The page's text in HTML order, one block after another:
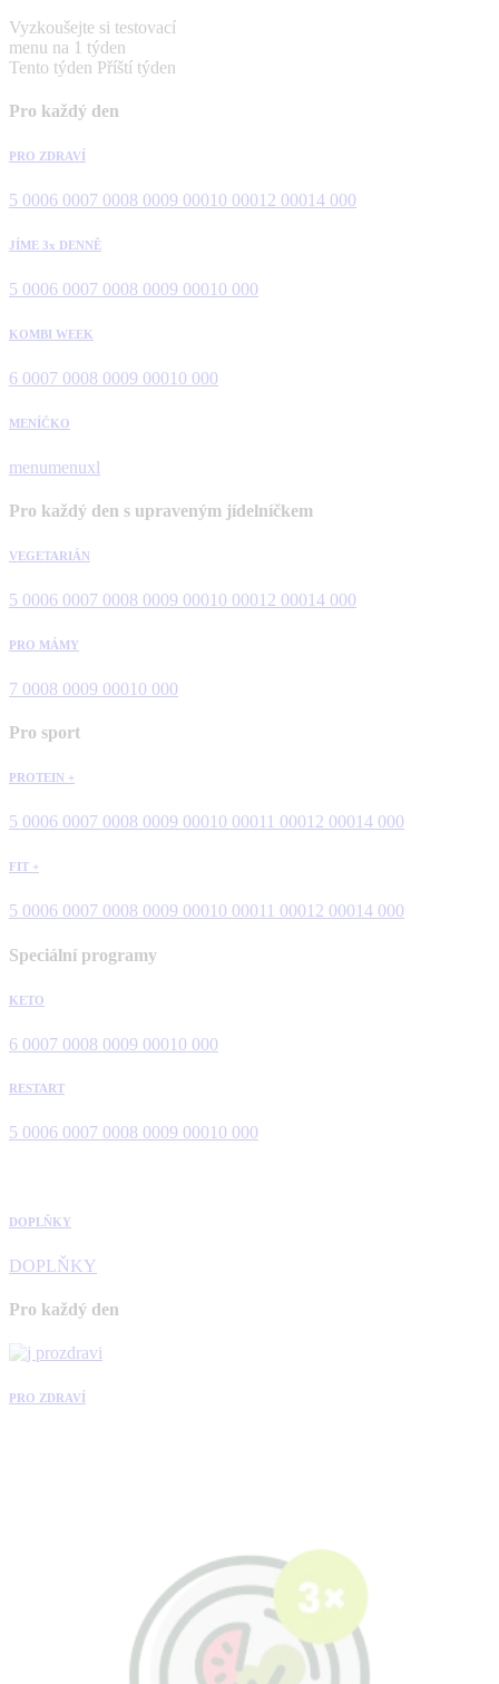
Vyzkoušejte si testovací
menu na 1 týden
Tento týden Příští týden
Pro každý den
PRO ZDRAVÍ
5 0006 0007 0008 0009 00010 00012 00014 000
JÍME 3x DENNĚ
5 0006 0007 0008 0009 00010 000
KOMBI WEEK
6 0007 0008 0009 00010 000
MENÍČKO
menumenuxl
Pro každý den s upraveným jídelníčkem
VEGETARIÁN
5 0006 0007 0008 0009 00010 00012 00014 000
PRO MÁMY
7 0008 0009 00010 000
Pro sport
PROTEIN +
5 0006 0007 0008 0009 00010 00011 00012 00014 000
FIT +
5 0006 0007 0008 0009 00010 00011 00012 00014 000
Speciální programy
KETO
6 0007 0008 0009 00010 000
RESTART
5 0006 0007 0008 0009 00010 000
DOPLŇKY
DOPLŇKY
Pro každý den
PRO ZDRAVÍ